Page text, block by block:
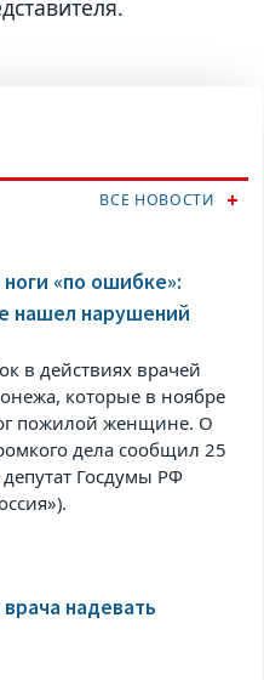
ВСЕ НОВОСТИ
«по ошибке»:
нашел нарушений
в действиях врачей
которые в ноябре
пожилой женщине. О
дела сообщил 25
депутат Госдумы РФ
надевать